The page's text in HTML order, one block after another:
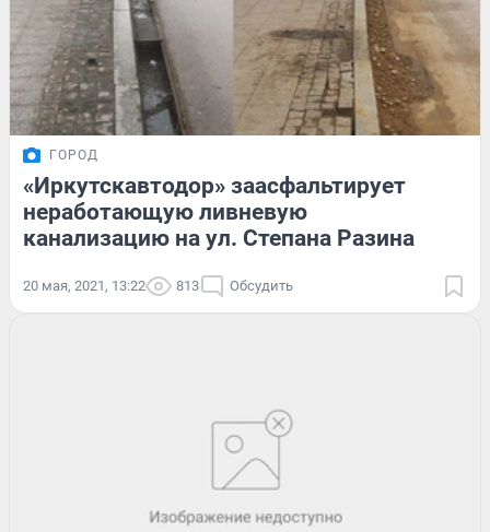
ГОРОД
«Иркутскавтодор» заасфальтирует
неработающую ливневую
канализацию на ул. Степана Разина
20 мая, 2021, 13:22 813 Обсудить